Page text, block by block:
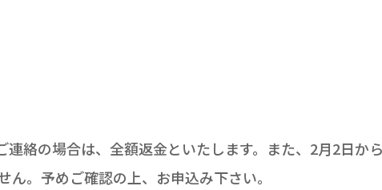
絡の場合は、全額返金といたします。また、2月2日か
。予めご確認の上、お申込み下さい。